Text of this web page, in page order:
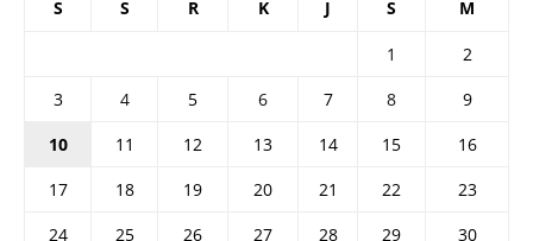
S S R K J S M
1
2
3
4 5 6 7 8
9
10
11 12 13 14 15
16
17
18 19 20 21 22
23
24
25 26 27 28 29
30